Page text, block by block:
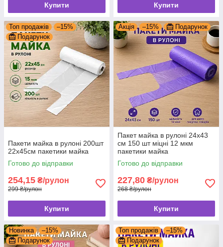
Купити Купити
Топ продажів
–15%
Подарунок
Пакети майка в рулоні 200шт
22х45см пакетики майка
Готово до відправки
254,15 ₴/рулон
299 ₴/рулон
Купити
Акція –15% Подарунок
Пакет майка в рулоні 24x43
см 150 шт міцні 12 мкм
пакетики майка
Готово до відправки
227,80 ₴/рулон
268 ₴/рулон
Купити
Новинка
–15%
Подарунок
Топ продажів
–15%
Подарунок